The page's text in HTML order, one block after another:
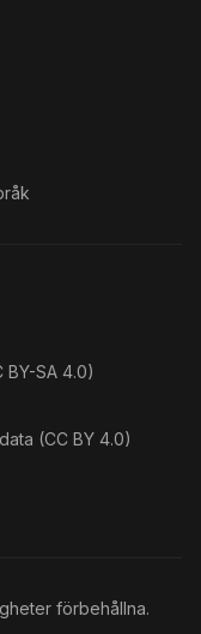
SA 4.0)
(CC BY 4.0)
förbehållna.